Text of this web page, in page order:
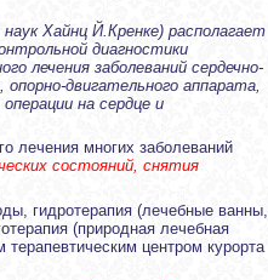
Хайнц Й.Кренке) располагает
диагностики
лечения заболеваний сердечно-
двигательного аппарата,
на сердце и
лечения многих заболеваний
состояний, снятия
гидротерапия (лечебные ванны,
(природная лечебная
центром курорта